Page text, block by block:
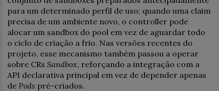
para um determinado perfil de uso; quando uma claim
precisa de um ambiente novo, o controller pode
alocar um sandbox do pool em vez de aguardar todo
o ciclo de criação a frio. Nas versões recentes do
projeto, esse mecanismo também passou a operar
sobre CRs Sandbox, reforçando a integração com a
API declarativa principal em vez de depender apenas
de Pods pré-criados.